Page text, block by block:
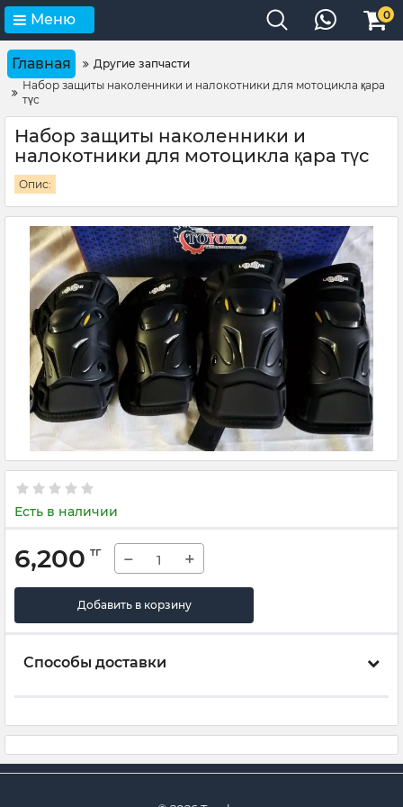
Меню 0
Главная
Другие запчасти
Набор защиты наколенники и налокотники для мотоцикла қара
түс
Набор защиты наколенники и
налокотники для мотоцикла қара түс
Опис:
Есть в наличии
6,200 тг − +
Добавить в корзину
Способы доставки